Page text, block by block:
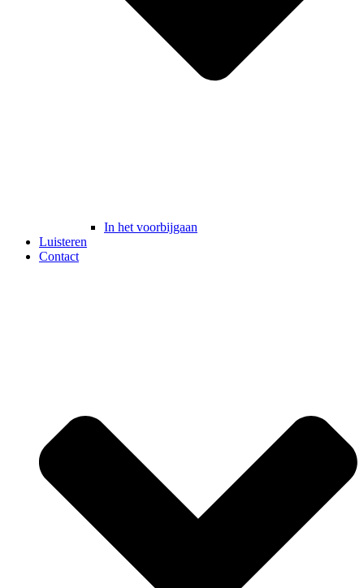
In het voorbijgaan
Luisteren
Contact